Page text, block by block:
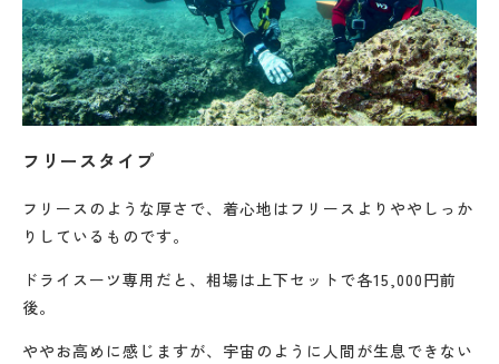
フリースタイプ
フリースのような厚さで、着心地はフリースよりややしっか
りしているものです。
ドライスーツ専用だと、相場は上下セットで各15,000円前
後。
ややお高めに感じますが、宇宙のように人間が生息できない